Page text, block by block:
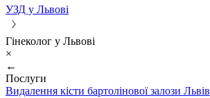
УЗД у Львові
Гінеколог у Львові
×
←
Послуги
Видалення кісти бартолінової залози Львів